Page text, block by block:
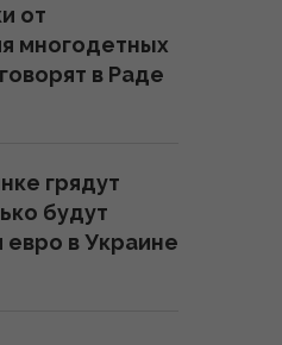
дроном
среди
удары по
области:
много
от
многодетных
в Раде
грядут
будут
евро в Украине